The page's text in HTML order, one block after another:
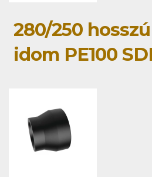
280/250
idom PE100